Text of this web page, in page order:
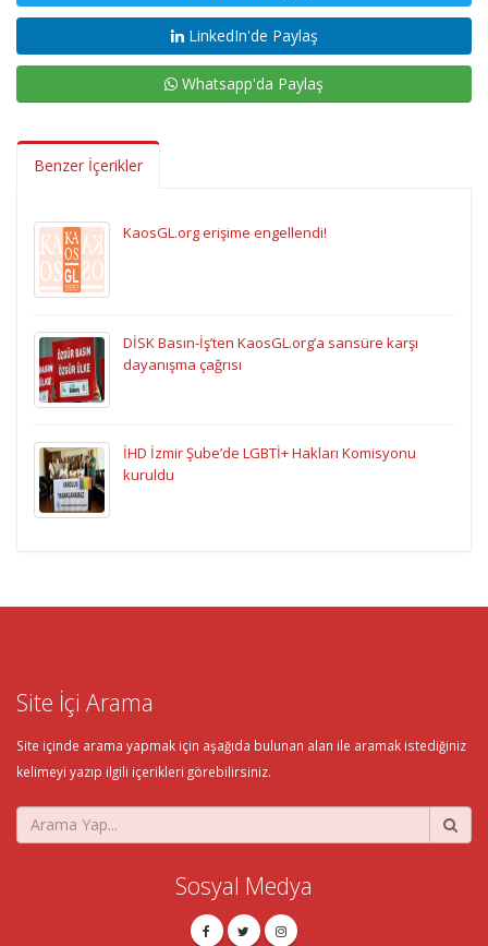
LinkedIn'de Paylaş
Whatsapp'da Paylaş
Benzer İçerikler
KaosGL.org erişime engellendi!
DİSK Basın-İş’ten KaosGL.org’a sansüre karşı
dayanışma çağrısı
İHD İzmir Şube’de LGBTİ+ Hakları Komisyonu
kuruldu
Site İçi Arama
Site içinde arama yapmak için aşağıda bulunan alan ile aramak istediğiniz
kelimeyi yazıp ilgili içerikleri görebilirsiniz.
Sosyal Medya